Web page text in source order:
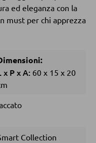
ed eleganza con la
must per chi apprezza
x PxA: 60 x 15 x 20
Collection